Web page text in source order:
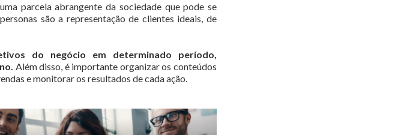
parcela abrangente da sociedade que pode se
são a representação de clientes ideais, de
do negócio em determinado período,
Além disso, é importante organizar os conteúdos
e monitorar os resultados de cada ação.